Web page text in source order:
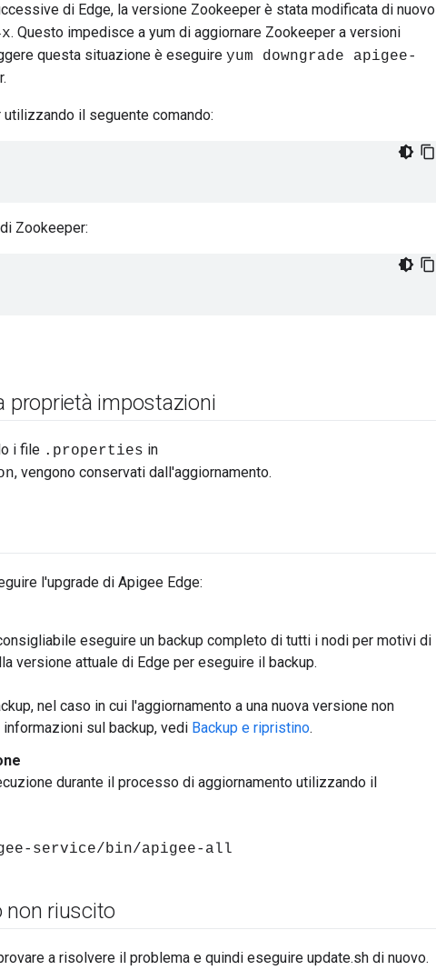
di Edge, la versione Zookeeper è stata modificata di nuovo
. Questo impedisce a yum di aggiornare Zookeeper a versioni
questa situazione è eseguire yum downgrade apigee-
il seguente comando:
Zookeeper:
proprietà impostazioni
i file .properties in
, vengono conservati dall'aggiornamento.
l'upgrade di Apigee Edge:
eseguire un backup completo di tutti i nodi per motivi di
versione attuale di Edge per eseguire il backup.
nel caso in cui l'aggiornamento a una nuova versione non
sul backup, vedi Backup e ripristino.
durante il processo di aggiornamento utilizzando il
service/bin/apigee-all
non riuscito
a risolvere il problema e quindi eseguire update.sh di nuovo.